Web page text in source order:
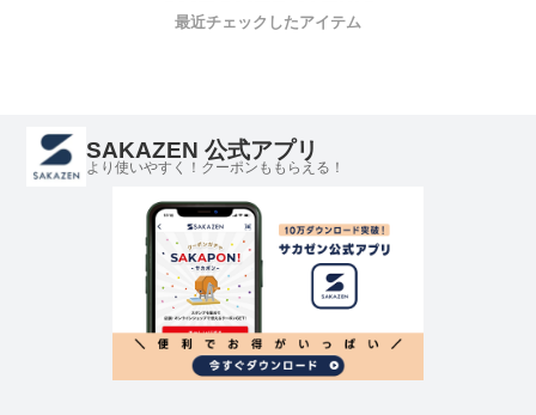
最近チェックしたアイテム
SAKAZEN 公式アプリ
より使いやすく！クーポンももらえる！